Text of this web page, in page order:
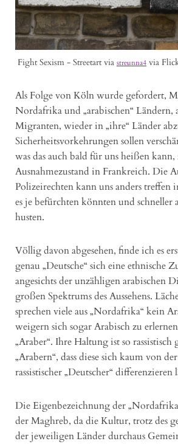
Fight Sexism - Streetart via streunna4 via
Als Folge von Köln wurde gefordert,
Nordafrika und „arabischen“ Ländern,
Migranten, wieder in „ihre“ Länder
Sicherheitsvorkehrungen sollen
was das auch bald für uns heißen
Ausnahmezustand in Frankreich. Die
Polizeirechten kann uns anders treffen
es je befürchten könnten und schneller
husten.
Völlig davon abgesehen, finde ich es
genau „Deutsche“ sich eine ethnische
angesichts der unzähligen arabischen
großen Spektrums des Aussehens.
sprechen viele aus „Nordafrika“ kein
weigern sich sogar Arabisch zu
„Araber“. Ihre Haltung ist so rassistisch
„Arabern“, dass diese sich kaum von
rassistischer „Deutscher“ differenzieren
Die Eigenbezeichnung der
der Maghreb, da die Kultur, trotz des
der jeweiligen Länder durchaus